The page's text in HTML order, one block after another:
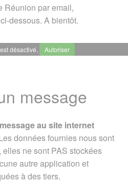
Réunion par email,
dessous. A bientôt.
désactivé. Autoriser
message
au site internet
données fournies nous sont
ne sont PAS stockées
autre application et
à des tiers.